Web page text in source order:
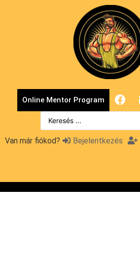
Online Mentor Program
Van már fiókod? Bejelentkezés